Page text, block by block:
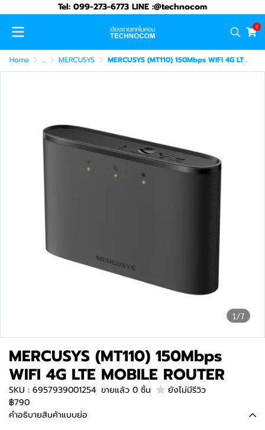
Tel: 099-273-6773 LINE :@technocom
0
Home ... MERCUSYS MERCUSYS (MT110) 150Mbps WIFI 4G LTE MOBILE ROUTER
1/7
MERCUSYS (MT110) 150Mbps
WIFI 4G LTE MOBILE ROUTER
SKU : 6957939001254 ขายแล้ว 0 ชิ้น
ยังไม่มีรีวิว
฿790
คำอธิบายสินค้าแบบย่อ